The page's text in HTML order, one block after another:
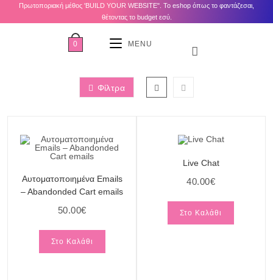
Πρωτοποριακή μέθος 'BUILD YOUR WEBSITE". Το eshop όπως το φαντάζεσαι,
θέτοντας το budget εσύ.
0 MENU
Φίλτρα
Αυτοματοποιημένα Emails
– Abandonded Cart emails
50.00€
Στο Καλάθι
Live Chat
40.00€
Στο Καλάθι